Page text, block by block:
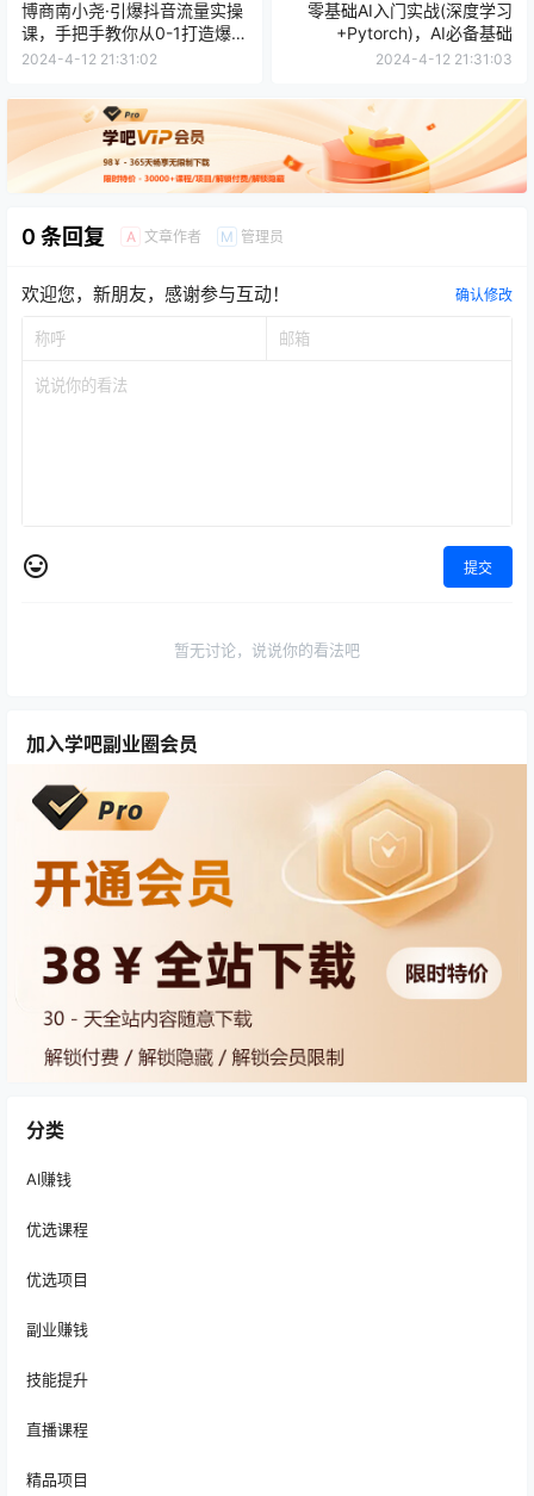
博商南小尧·引爆抖音流量实操
课，手把手教你从0-1打造爆款
抖音账号
2024-4-12 21:31:02
零基础AI入门实战(深度学习
+Pytorch)，AI必备基础
2024-4-12 21:31:03
0 条回复 A 文章作者 M 管理员
欢迎您，新朋友，感谢参与互动！ 确认修改
提交
暂无讨论，说说你的看法吧
加入学吧副业圈会员
分类
AI赚钱
优选课程
优选项目
副业赚钱
技能提升
直播课程
精品项目